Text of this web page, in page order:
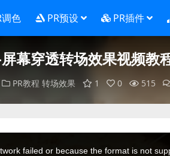
调色 PR预设 PR插件
幕穿透转场效果视频教
PR教程 转场效果 1 0 515
failed or because the format is not